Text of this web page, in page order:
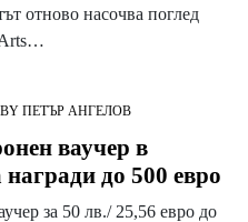
отново насочва поглед
Arts…
BY ПЕТЪР АНГЕЛОВ
ваучер в
до 500 евро
за 50 лв./ 25,56 евро до